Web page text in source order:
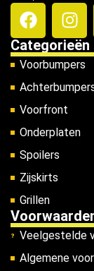
Categorieën
Voorbumpers
Voorfront
Onderplaten
Spoilers
Zijskirts
Grillen
Veelgestelde
Algemene